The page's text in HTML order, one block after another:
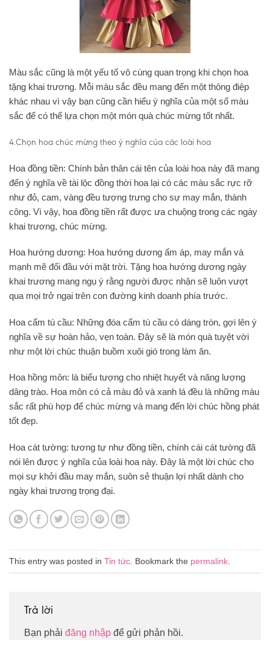
Màu sắc cũng là một yếu tố vô cùng quan trọng khi chọn hoa
tặng khai trương. Mỗi màu sắc đều mang đến một thông điệp
khác nhau vì vậy bạn cũng cần hiểu ý nghĩa của một số màu
sắc để có thể lựa chọn một món quà chúc mừng tốt nhất.
4.Chọn hoa chúc mừng theo ý nghĩa của các loài hoa
Hoa đồng tiền: Chính bản thân cái tên của loài hoa này đã mang
đến ý nghĩa về tài lộc đồng thời hoa lại có các màu sắc rực rỡ
như đỏ, cam, vàng đều tượng trưng cho sự may mắn, thành
công. Vì vậy, hoa đồng tiền rất được ưa chuộng trong các ngày
khai trương, chúc mừng.
Hoa hướng dương: Hoa hướng dương ấm áp, may mắn và
mạnh mẽ đối đầu với mặt trời. Tặng hoa hướng dương ngày
khai trương mang ngụ ý rằng người được nhận sẽ luôn vượt
qua mọi trở ngại trên con đường kinh doanh phía trước.
Hoa cẩm tú cầu: Những đóa cẩm tú cầu có dáng tròn, gợi lên ý
nghĩa về sự hoàn hảo, vẹn toàn. Đây sẽ là món quà tuyệt vời
như một lời chúc thuận buồm xuôi gió trong làm ăn.
Hoa hồng môn: là biểu tượng cho nhiệt huyết và năng lượng
dâng trào. Hoa môn có cả màu đỏ và xanh lá đều là những màu
sắc rất phù hợp để chúc mừng và mang đến lời chúc hồng phát
tốt đẹp.
Hoa cát tường: tương tự như đồng tiền, chính cái cát tường đã
nói lên được ý nghĩa của loài hoa này. Đây là một lời chúc cho
mọi sự khởi đầu may mắn, suôn sẻ thuận lợi nhất dành cho
ngày khai trương trọng đại.
This entry was posted in Tin tức . Bookmark the permalink
Trả lời
Bạn phải đăng nhập để gửi phản hồi.